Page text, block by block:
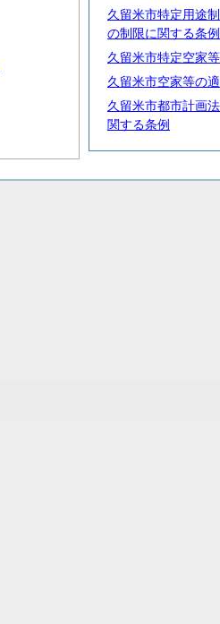
久留米市特定用途
の制限に関する条例
久留米市特定空家
久留米市空家等の
久留米市都市計画
関する条例